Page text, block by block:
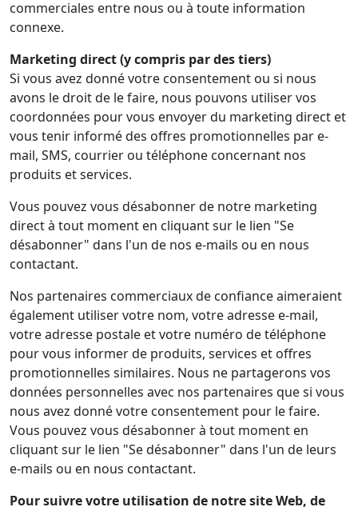
commerciales entre nous ou à toute information
connexe.
Marketing direct (y compris par des tiers)
Si vous avez donné votre consentement ou si nous
avons le droit de le faire, nous pouvons utiliser vos
coordonnées pour vous envoyer du marketing direct et
vous tenir informé des offres promotionnelles par e-
mail, SMS, courrier ou téléphone concernant nos
produits et services.
Vous pouvez vous désabonner de notre marketing
direct à tout moment en cliquant sur le lien "Se
désabonner" dans l'un de nos e-mails ou en nous
contactant.
Nos partenaires commerciaux de confiance aimeraient
également utiliser votre nom, votre adresse e-mail,
votre adresse postale et votre numéro de téléphone
pour vous informer de produits, services et offres
promotionnelles similaires. Nous ne partagerons vos
données personnelles avec nos partenaires que si vous
nous avez donné votre consentement pour le faire.
Vous pouvez vous désabonner à tout moment en
cliquant sur le lien "Se désabonner" dans l'un de leurs
e-mails ou en nous contactant.
Pour suivre votre utilisation de notre site Web, de